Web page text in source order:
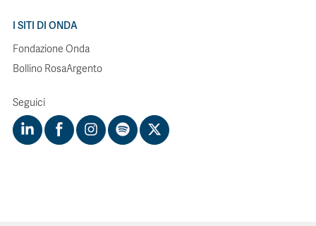
I SITI DI ONDA
Fondazione Onda
Bollino RosaArgento
Seguici